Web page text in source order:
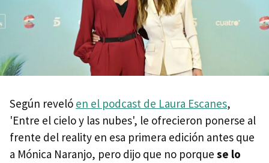
Según reveló en el podcast de Laura Escanes,
'Entre el cielo y las nubes', le ofrecieron ponerse al
frente del reality en esa primera edición antes que
a Mónica Naranjo, pero dijo que no porque se lo